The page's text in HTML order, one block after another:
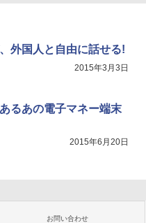
外国人と自由に話せる!
2015年3月3日
るあの電子マネー端末
2015年6月20日
お問い合わせ